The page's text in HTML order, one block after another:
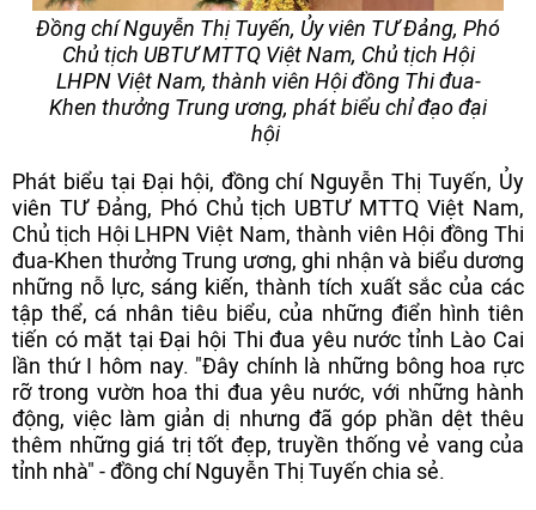
Đồng chí Nguyễn Thị Tuyến, Ủy viên TƯ Đảng, Phó
Chủ tịch UBTƯ MTTQ Việt Nam, Chủ tịch Hội
LHPN Việt Nam, thành viên Hội đồng Thi đua-
Khen thưởng Trung ương, phát biểu chỉ đạo đại
hội
Phát biểu tại Đại hội, đồng chí Nguyễn Thị Tuyến, Ủy
viên TƯ Đảng, Phó Chủ tịch UBTƯ MTTQ Việt Nam,
Chủ tịch Hội LHPN Việt Nam, thành viên Hội đồng Thi
đua-Khen thưởng Trung ương, ghi nhận và biểu dương
những nỗ lực, sáng kiến, thành tích xuất sắc của các
tập thể, cá nhân tiêu biểu, của những điển hình tiên
tiến có mặt tại Đại hội Thi đua yêu nước tỉnh Lào Cai
lần thứ I hôm nay. "Đây chính là những bông hoa rực
rỡ trong vườn hoa thi đua yêu nước, với những hành
động, việc làm giản dị nhưng đã góp phần dệt thêu
thêm những giá trị tốt đẹp, truyền thống vẻ vang của
tỉnh nhà" - đồng chí Nguyễn Thị Tuyến chia sẻ.